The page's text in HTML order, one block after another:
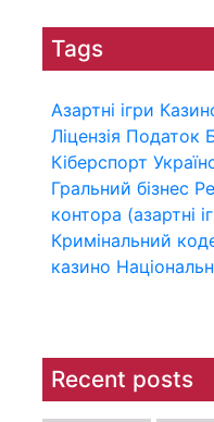
Tags
Азартні ігри
Ліцензія Податок
Кіберспорт
Гральний бізнес
контора (азартні
Кримінальний
казино
Recent posts